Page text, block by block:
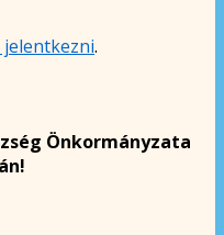
jelentkezni.
Önkormányzata